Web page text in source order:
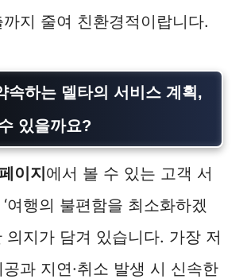
지 줄여 친환경적이랍니다.
속하는 델타의 서비스 계획,
있을까요?
이지에서 볼 수 있는 고객 서
여행의 불편함을 최소화하겠
의지가 담겨 있습니다. 가장 저
과 지연·취소 발생 시 신속한